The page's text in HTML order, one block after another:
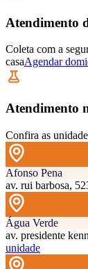
Atendimento
Coleta com a
casaAgendar
Atendimento
Confira as
Afonso Pena
av. rui barbosa,
Água Verde
av. presidente
unidade